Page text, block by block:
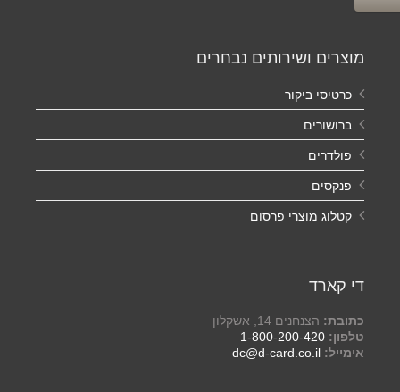
מוצרים ושירותים נבחרים
כרטיסי ביקור
ברושורים
פולדרים
פנקסים
קטלוג מוצרי פרסום
די קארד
כתובת: הצנחנים 14, אשקלון
טלפון: 1-800-200-420
אימייל: dc@d-card.co.il